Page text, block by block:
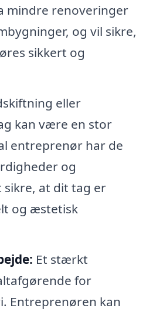
mindre renoveringer
og vil sikre,
sikkert og
eller
kan være en stor
entreprenør har de
og
at dit tag er
og æstetisk
Et stærkt
for
Entreprenøren kan